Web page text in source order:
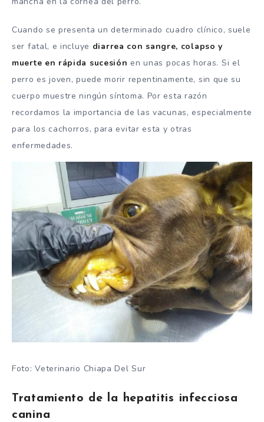
Cuando se presenta un determinado cuadro clínico, suele
ser fatal, e incluye diarrea con sangre, colapso y
muerte en rápida sucesión en unas pocas horas. Si el
perro es joven, puede morir repentinamente, sin que su
cuerpo muestre ningún síntoma. Por esta razón
recordamos la importancia de las vacunas, especialmente
para los cachorros, para evitar esta y otras
enfermedades.
Foto: Veterinario Chiapa Del Sur
Tratamiento de la hepatitis infecciosa
canina